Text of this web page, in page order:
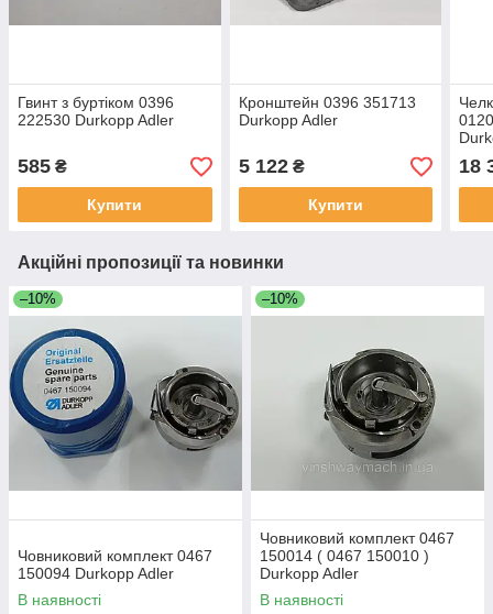
Гвинт з буртіком 0396
222530 Durkopp Adler
585 ₴
Купити
Кронштейн 0396 351713
Durkopp Adler
5 122₴
Купити
18
Акційні пропозиції та новинки
–10%
Човниковий комплект 0467
150094 Durkopp Adler
В наявності
–10%
Човниковий комплект 0467
150014 ( 0467 150010 )
Durkopp Adler
В наявності